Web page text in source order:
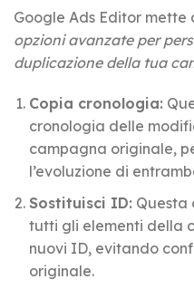
Google Ads Editor mette
opzioni avanzate per
duplicazione della tua
Copia cronologia:
cronologia delle
campagna originale,
l’evoluzione di
Sostituisci ID: Questa
tutti gli elementi della
nuovi ID, evitando
originale.